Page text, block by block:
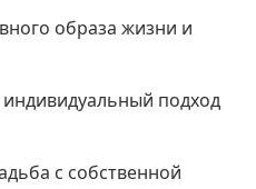
образа жизни и
подход
с собственной